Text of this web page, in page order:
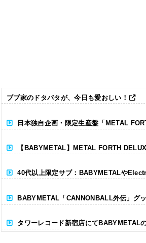
ブブ家のドタバタが、今日も愛おしい！
日本独自企画・限定生産盤「METAL
【BABYMETAL】METAL FORTH
40代以上限定サブ：BABYMETALや
BABYMETAL「CANNONBALL外伝」グ
タワーレコード新宿店にてBABYMETAL